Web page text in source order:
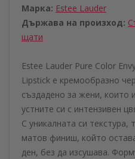
Марка: Estee Lauder
Държава на произход:
щати
Estee Lauder Pure Color
Lipstick е кремообразно
създадено за жени, които
устните си с интензивен
С уникалната си текстура,
матов финиш, който
ден, без да изсушава.